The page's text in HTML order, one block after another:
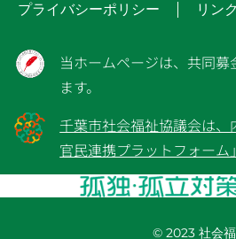
プライバシーポリシー リンク
当ホームページは、共同
ます。
千葉市社会福祉協議会は
官民連携プラットフォーム
© 2023 社会